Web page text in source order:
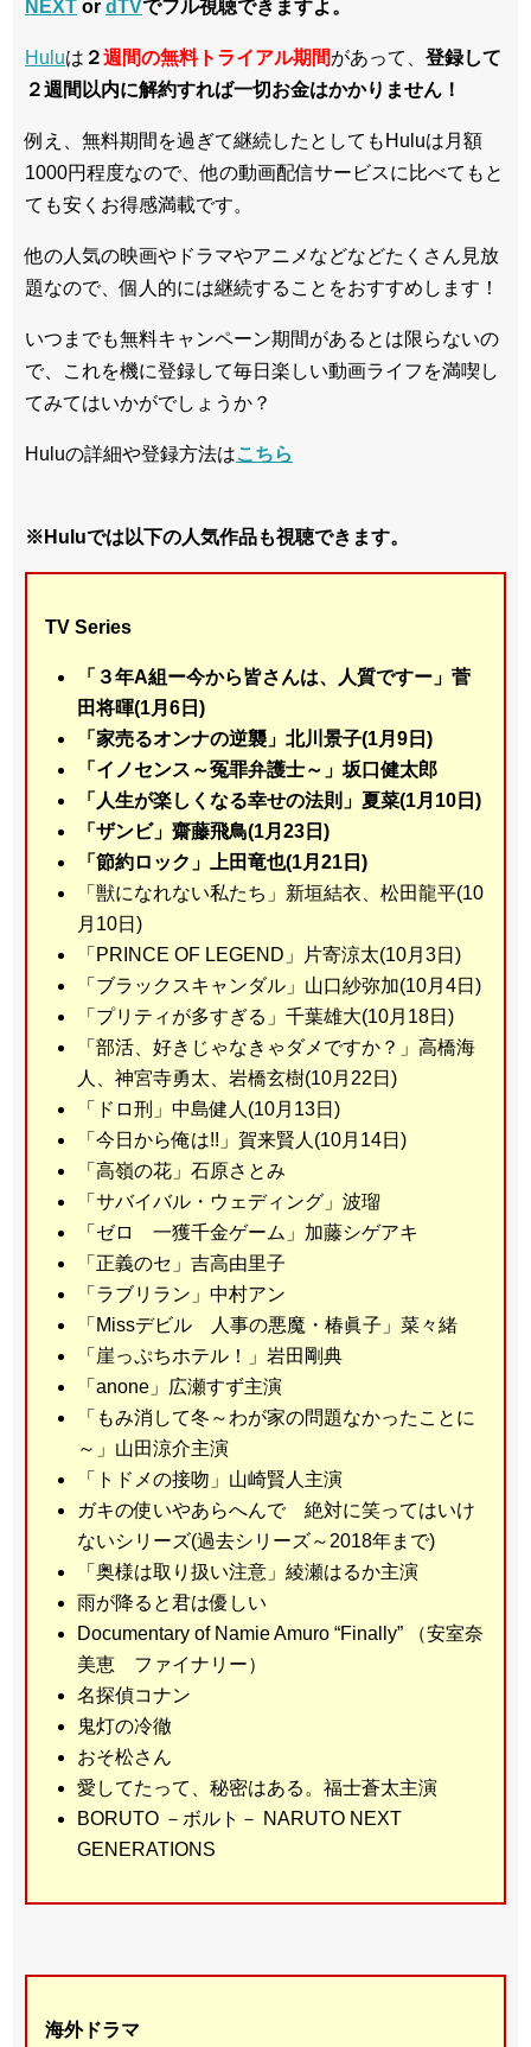
NEXT or dTVでフル視聴できますよ。
Huluは ２週間の無料トライアル期間があって、 登録して
２週間以内に解約すれば一切お金はかかりません！
例え、無料期間を過ぎて継続したとしてもHuluは月額
1000円程度なので、他の動画配信サービスに比べてもと
ても安くお得感満載です。
他の人気の映画やドラマやアニメなどなどたくさん見放
題なので、個人的には継続することをおすすめします！
いつまでも無料キャンペーン期間があるとは限らないの
で、これを機に登録して毎日楽しい動画ライフを満喫し
てみてはいかがでしょうか？
Huluの詳細や登録方法はこちら
※Huluでは以下の人気作品も視聴できます。
TV Series
「３年A組ー今から皆さんは、人質ですー」菅
田将暉(1月6日)
「家売るオンナの逆襲」北川景子(1月9日)
「イノセンス～冤罪弁護士～」坂口健太郎
「人生が楽しくなる幸せの法則」夏菜(1月10日)
「ザンビ」齋藤飛鳥(1月23日)
「節約ロック」上田竜也(1月21日)
「獣になれない私たち」新垣結衣、松田龍平(10
月10日)
「PRINCE OF LEGEND」片寄涼太(10月3日)
「ブラックスキャンダル」山口紗弥加(10月4日)
「プリティが多すぎる」千葉雄大(10月18日)
「部活、好きじゃなきゃダメですか？」高橋海
人、神宮寺勇太、岩橋玄樹(10月22日)
「ドロ刑」中島健人(10月13日)
「今日から俺は!!」賀来賢人(10月14日)
「高嶺の花」石原さとみ
「サバイバル・ウェディング」波瑠
「ゼロ 一獲千金ゲーム」加藤シゲアキ
「正義のセ」吉高由里子
「ラブリラン」中村アン
「Missデビル 人事の悪魔・椿眞子」菜々緒
「崖っぷちホテル！」岩田剛典
「anone」広瀬すず主演
「もみ消して冬～わが家の問題なかったことに
～」山田涼介主演
「トドメの接吻」山崎賢人主演
ガキの使いやあらへんで 絶対に笑ってはいけ
ないシリーズ(過去シリーズ～2018年まで)
「奥様は取り扱い注意」綾瀬はるか主演
雨が降ると君は優しい
Documentary of Namie Amuro “Finally” （安室奈
美恵 ファイナリー）
名探偵コナン
鬼灯の冷徹
おそ松さん
愛してたって、秘密はある。福士蒼太主演
BORUTO －ボルト－ NARUTO NEXT
GENERATIONS
海外ドラマ